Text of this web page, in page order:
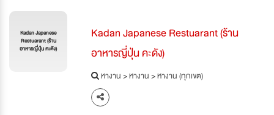
Kadan Japanese
Restuarant (ร้าน
อาหารญี่ปุ่น คะดัง)
Kadan Japanese Restuarant (ร้าน
อาหารญี่ปุ่น คะดัง)
หางาน>หางาน>หางาน (ทุกเขต)